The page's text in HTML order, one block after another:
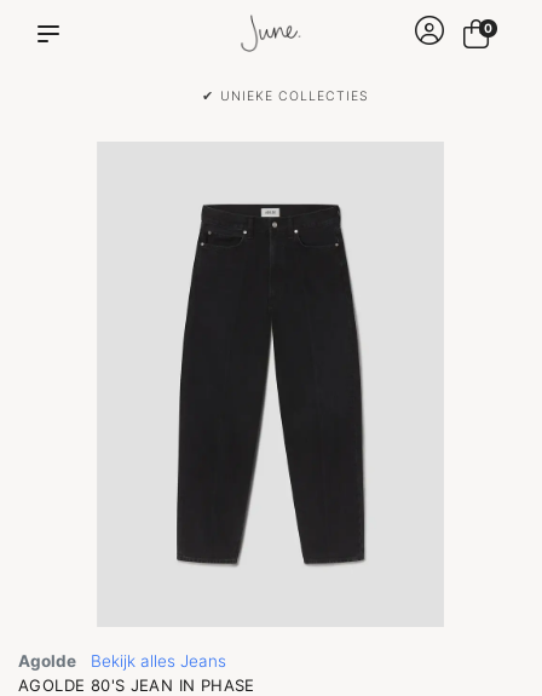
✔ UNIEKE COLLECTIES
0
Agolde
Bekijk alles Jeans
AGOLDE 80'S JEAN IN PHASE